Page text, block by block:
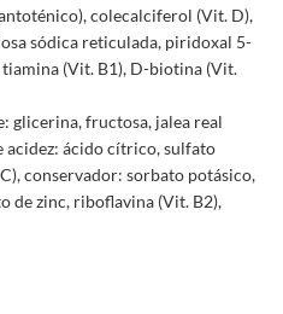
colecalciferol (Vit. D),
sódica reticulada, piridoxal 5-
(Vit. B1), D-biotina (Vit.
glicerina, fructosa, jalea real
acidez: ácido cítrico, sulfato
conservador: sorbato potásico,
de zinc, riboflavina (Vit. B2),